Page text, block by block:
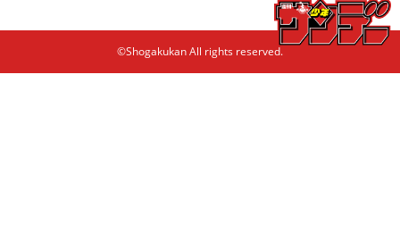
©Shogakukan All rights reserved.